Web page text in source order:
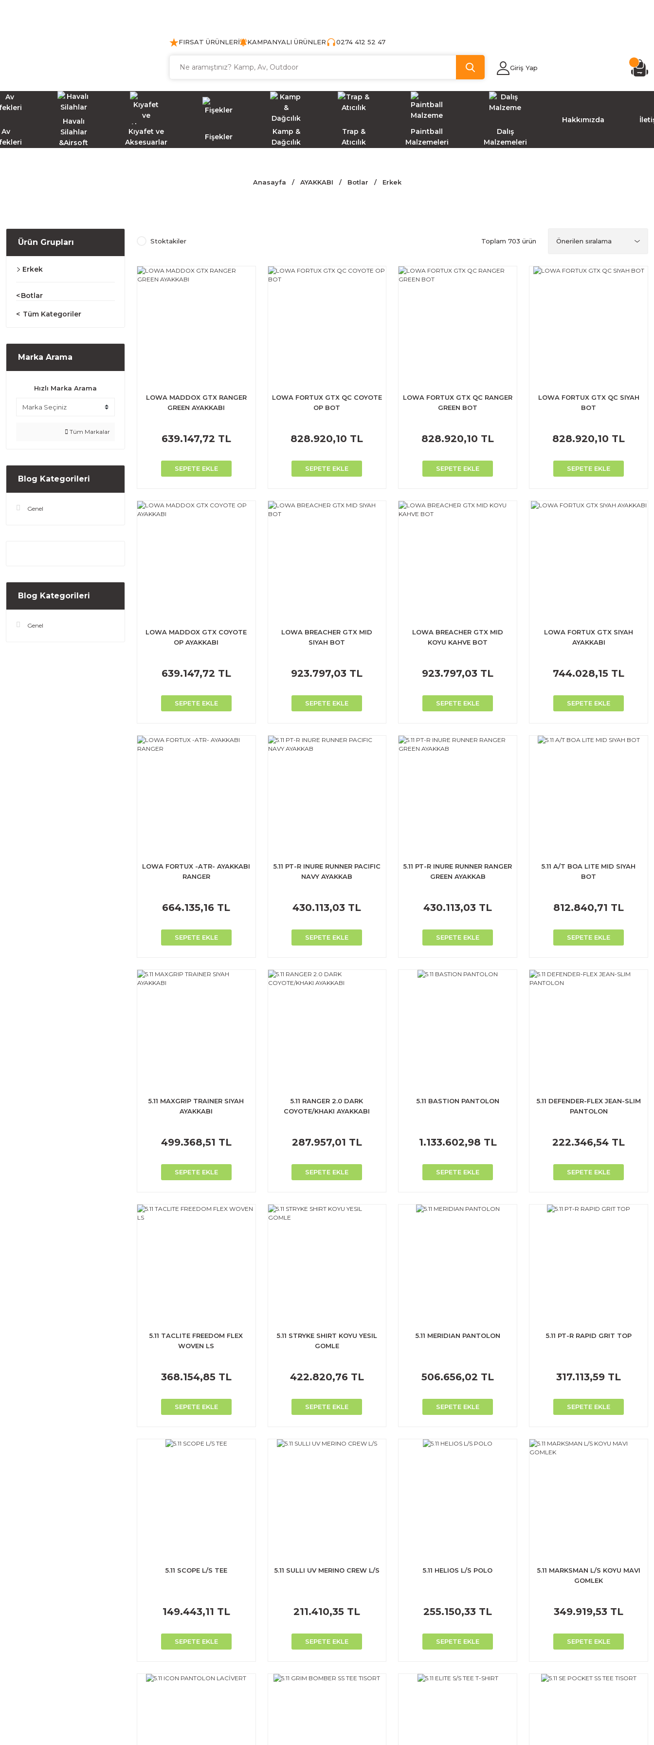
FIRSAT ÜRÜNLERİ KAMPANYALI ÜRÜNLER 0274 412 52 47
Giriş Yap
Av
Havalı
Silahlar
&Airsoft
Kıyafet ve
Aksesuarlar
Fişekler
Kamp &
Dağcılık
Trap &
Atıcılık
Paintball
Malzemeleri
Dalış
Malzemeleri
Hakkımızda
Anasayfa AYAKKABI Botlar Erkek
Ürün Grupları
Erkek
Botlar
Tüm Kategoriler
Marka Arama
Hızlı Marka Arama
Tüm Markalar
Blog Kategorileri
Genel
Blog Kategorileri
Genel
Stoktakiler Toplam 703 ürün
LOWA MADDOX GTX RANGER
GREEN AYAKKABI
639.147,72 TL
SEPETE EKLE
LOWA FORTUX GTX QC COYOTE
OP BOT
828.920,10 TL
SEPETE EKLE
LOWA FORTUX GTX QC RANGER
GREEN BOT
828.920,10 TL
SEPETE EKLE
LOWA FORTUX GTX QC SIYAH
BOT
828.920,10 TL
SEPETE EKLE
LOWA MADDOX GTX COYOTE
OP AYAKKABI
639.147,72 TL
SEPETE EKLE
LOWA BREACHER GTX MID
SIYAH BOT
923.797,03 TL
SEPETE EKLE
LOWA BREACHER GTX MID
KOYU KAHVE BOT
923.797,03 TL
SEPETE EKLE
LOWA FORTUX GTX SIYAH
AYAKKABI
744.028,15 TL
SEPETE EKLE
LOWA FORTUX -ATR- AYAKKABI
RANGER
664.135,16 TL
SEPETE EKLE
5.11 PT-R INURE RUNNER PACIFIC
NAVY AYAKKAB
430.113,03 TL
SEPETE EKLE
5.11 PT-R INURE RUNNER RANGER
GREEN AYAKKAB
430.113,03 TL
SEPETE EKLE
5.11 A/T BOA LITE MID SIYAH
BOT
812.840,71 TL
SEPETE EKLE
5.11 MAXGRIP TRAINER SIYAH
AYAKKABI
499.368,51 TL
SEPETE EKLE
5.11 RANGER 2.0 DARK
COYOTE/KHAKI AYAKKABI
287.957,01 TL
SEPETE EKLE
5.11 BASTION PANTOLON
1.133.602,98 TL
SEPETE EKLE
5.11 DEFENDER-FLEX JEAN-SLIM
PANTOLON
222.346,54 TL
SEPETE EKLE
5.11 TACLITE FREEDOM FLEX
WOVEN LS
368.154,85 TL
SEPETE EKLE
5.11 STRYKE SHIRT KOYU YESIL
GOMLE
422.820,76 TL
SEPETE EKLE
5.11 MERIDIAN PANTOLON
506.656,02 TL
SEPETE EKLE
5.11 PT-R RAPID GRIT TOP
317.113,59 TL
SEPETE EKLE
5.11 SCOPE L/S TEE
149.443,11 TL
SEPETE EKLE
5.11 SULLI UV MERINO CREW L/S
211.410,35 TL
SEPETE EKLE
5.11 HELIOS L/S POLO
255.150,33 TL
SEPETE EKLE
5.11 MARKSMAN L/S KOYU MAVI
GOMLEK
349.919,53 TL
SEPETE EKLE